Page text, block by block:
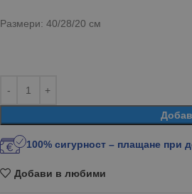
Размери: 40/28/20 см
100% сигурност – плащане при
Добави в любими